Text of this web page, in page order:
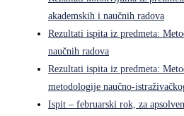
akademskih i naučnih radova
Rezultati ispita iz predmeta:
naučnih radova
Rezultati ispita iz predmeta:
metodologije naučno-
Ispit – februarski rok, za